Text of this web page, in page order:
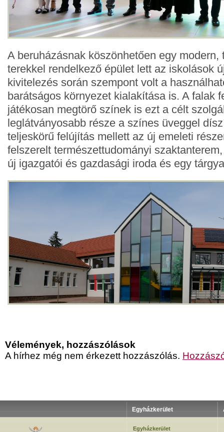
A beruházásnak köszönhetően egy modern,
terekkel rendelkező épület lett az iskolások
kivitelezés során szempont volt a
barátságos környezet kialakítása is. A falak
játékosan megtörő színek is ezt a célt
leglátványosabb része a színes üveggel
teljeskörű felújítás mellett az új emeleti
felszerelt természettudományi
új igazgatói és gazdasági iroda és egy
Vélemények, hozzászólások
A hírhez még nem érkezett hozzászólás.
Egyházkerület
Egyházkerület